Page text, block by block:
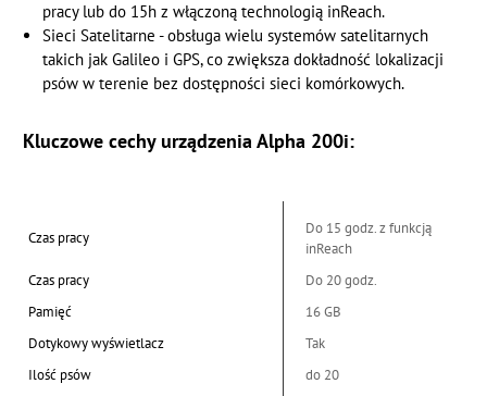
pracy lub do 15h z włączoną technologią inReach.
Sieci Satelitarne - obsługa wielu systemów satelitarnych
takich jak Galileo i GPS, co zwiększa dokładność lokalizacji
psów w terenie bez dostępności sieci komórkowych.
Kluczowe cechy urządzenia Alpha 200i:
Czas pracy
Do 15 godz. z funkcją
inReach
Czas pracy
Do 20 godz.
Pamięć
16 GB
Dotykowy wyświetlacz
Tak
Ilość psów
do 20